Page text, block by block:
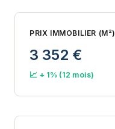
PRIX IMMOBILIER (M²)
3 352 €
📈 + 1% (12 mois)